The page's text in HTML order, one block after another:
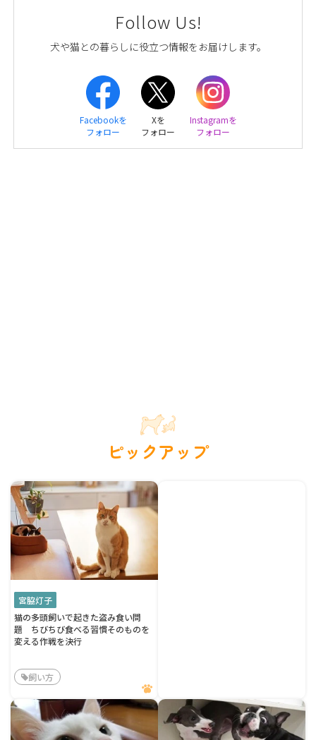
Follow Us!
犬や猫との暮らしに役立つ情報をお届けします。
Facebookを
フォロー
Xを
フォロー
Instagramを
フォロー
ピックアップ
宮脇灯子
猫の多頭飼いで起きた盗み食い問
題 ちびちび食べる習慣そのものを
変える作戦を決行
飼い方